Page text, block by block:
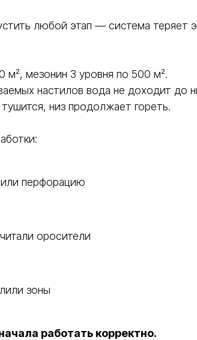
любой этап — система теряет
м², мезонин 3 уровня по 500 м².
настилов вода не доходит до
низ продолжает гореть.
перфорацию
оросители
зоны
работать корректно.